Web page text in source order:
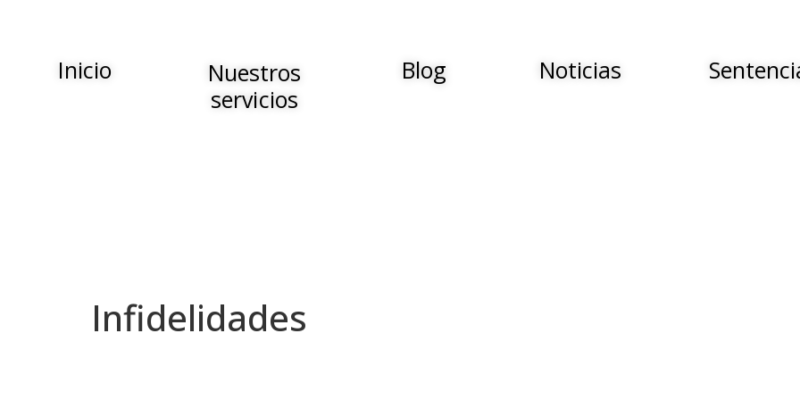
Inicio
Nuestros
servicios
Blog Noticias
Infidelidades